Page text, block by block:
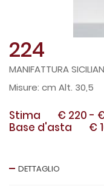
224
MANIFATTURA
cm Alt. 30,5
Stima € 220 -
Base d'asta
€
DETTAGLIO